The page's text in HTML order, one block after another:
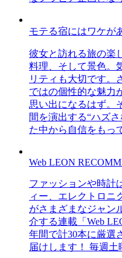
モテる宿にはワケが
彼女と訪れる旅の
料理、そして景色。
リティも大切です。
ではの個性的な魅力
思い出になるはず。
間を演出する“ハズ
た中から自信をもっ
Web LEON
ファッションや時計
ィー、エレクトロニ
がさまざまなジャン
介する連載「Web
年間で計30本に厳選
届けします！ 毎週土